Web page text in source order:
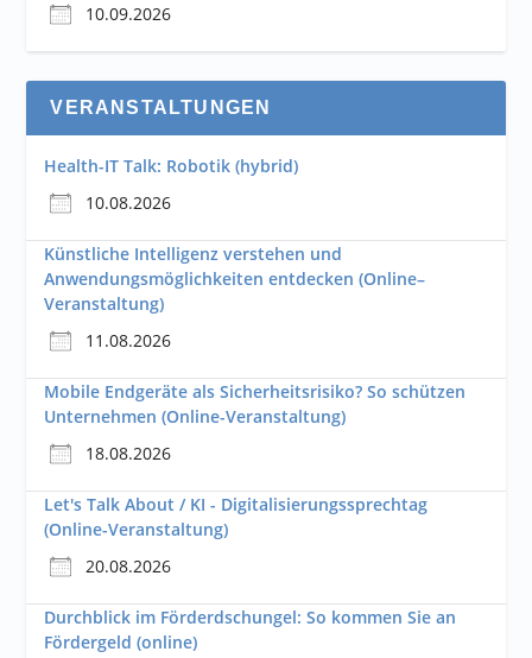
10.09.2026
VERANSTALTUNGEN
Health-IT Talk: Robotik (hybrid)
10.08.2026
Künstliche Intelligenz verstehen und
Anwendungsmöglichkeiten entdecken (Online–
Veranstaltung)
11.08.2026
Mobile Endgeräte als Sicherheitsrisiko? So schützen
Unternehmen (Online-Veranstaltung)
18.08.2026
Let's Talk About / KI - Digitalisierungssprechtag
(Online-Veranstaltung)
20.08.2026
Durchblick im Förderdschungel: So kommen Sie an
Fördergeld (online)